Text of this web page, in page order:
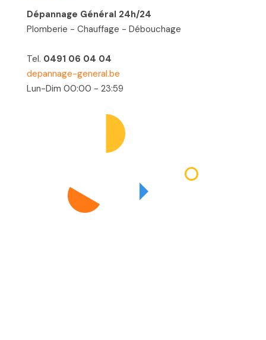
Dépannage Général 24h/24
Plomberie - Chauffage - Débouchage
Tel. 0491 06 04 04
depannage-general.be
Lun-Dim 00:00 - 23:59